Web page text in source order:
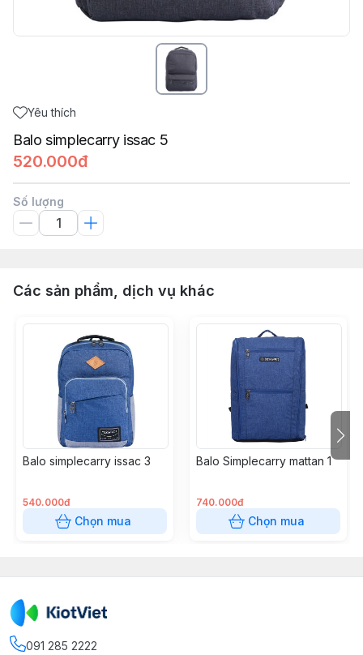
Yêu thích
Balo simplecarry issac 5
520.000đ
Số lượng
Các sản phẩm, dịch vụ khác
Balo simplecarry issac 3
540.000đ
Chọn mua
Balo Simplecarry mattan 1
740.000đ
Chọn mua
091 285 2222